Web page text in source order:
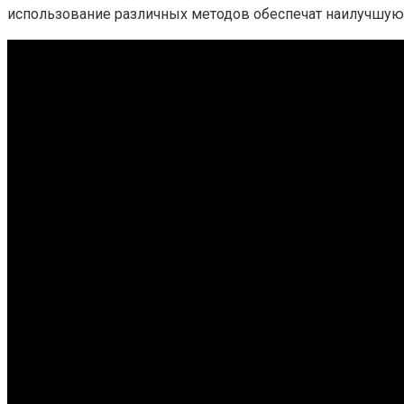
использование различных методов обеспечат